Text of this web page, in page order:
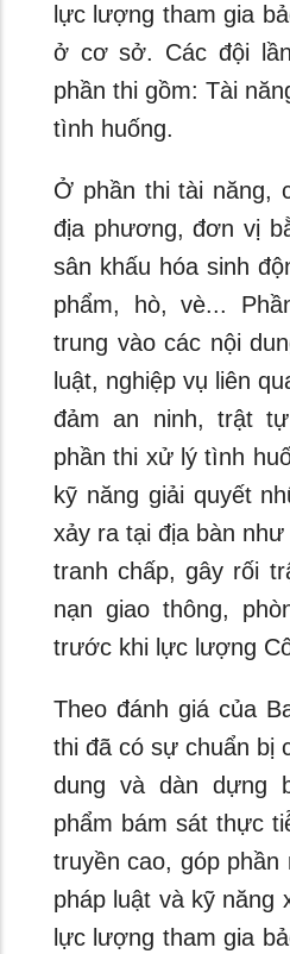
lực lượng tham gia
ở cơ sở. Các đội
phần thi gồm: Tài
tình huống.
Ở phần thi tài năng,
địa phương, đơn vị
sân khấu hóa sinh
phẩm, hò, vè...
trung vào các nội
luật, nghiệp vụ liên
đảm an ninh, trật
phần thi xử lý tình
kỹ năng giải quyết
xảy ra tại địa bàn
tranh chấp, gây rối
nạn giao thông,
trước khi lực lượng
Theo đánh giá của
thi đã có sự chuẩn bị
dung và dàn dựng
phẩm bám sát thực
truyền cao, góp
pháp luật và kỹ năng
lực lượng tham gia